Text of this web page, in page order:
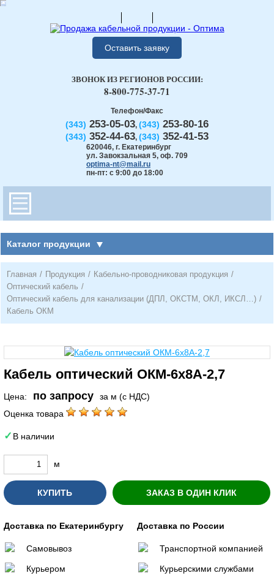
Оставить заявку
Телефон/Факс
(343) 253-05-03, (343) 253-80-16
(343) 352-44-63, (343) 352-41-53
620046, г. Екатеринбург
ул. Завокзальная 5, оф. 709
optima-nt@mail.ru
пн-пт: с 9:00 до 18:00
ЗВОНОК ИЗ РЕГИОНОВ РОССИИ:
8-800-775-37-71
Каталог продукции
Главная / Продукция / Кабельно-проводниковая продукция /
Оптический кабель /
Оптический кабель для канализации (ДПЛ, ОКСТМ, ОКЛ, ИКСЛ…) /
Кабель ОКМ
Кабель оптический ОКМ-6х8А-2,7
Цена: по запросу
за м (с НДС)
Оценка товара
В наличии
м
КУПИТЬ ЗАКАЗ В ОДИН КЛИК
Доставка по Екатеринбургу
Самовывоз
Курьером
Доставка по России
Транспортной компанией
Курьерскими службами